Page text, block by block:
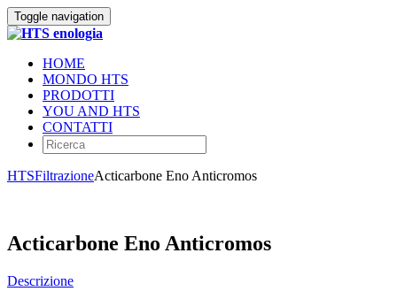
Toggle navigation
HOME
MONDO HTS
PRODOTTI
YOU AND HTS
CONTATTI
HTSFiltrazioneActicarbone Eno Anticromos
Acticarbone Eno Anticromos
Descrizione